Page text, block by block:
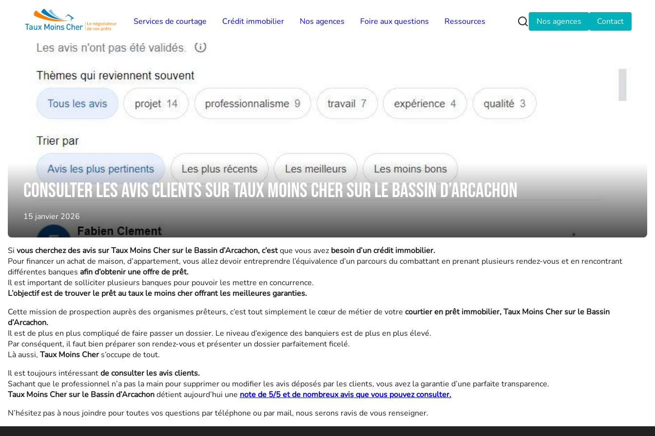
Services de courtage Crédit immobilier Nos agences Foire aux questions Ressources Nos agences Contact
Consulter les avis clients sur Taux Moins Cher sur le Bassin d’Arcachon
15 janvier 2026
Si vous cherchez des avis sur Taux Moins Cher sur le Bassin d’Arcachon, c’estque vous avez besoin d’un crédit immobilier.
Pour financer un achat de maison, d’appartement, vous allez devoir entreprendre l’équivalence d’un parcours du combattant en prenant plusieurs rendez-vous et en rencontrant
différentes banques afin d’obtenir une offre de prêt.
Il est important de solliciter plusieurs banques pour pouvoir les mettre en concurrence.
L’objectif est de trouver le prêt au taux le moins cher offrant les meilleures garanties.
Cette mission de prospection auprès des organismes prêteurs, c’est tout simplement le cœur de métier de votre courtier en prêt immobilier, Taux Moins Cher sur le Bassin
d’Arcachon.
Il est de plus en plus compliqué de faire passer un dossier. Le niveau d’exigence des banquiers est de plus en plus élevé.
Par conséquent, il faut bien préparer son rendez-vous et présenter un dossier parfaitement ficelé.
Là aussi, Taux Moins Chers’occupe de tout.
Il est toujours intéressantde consulter les avis clients.
Sachant que le professionnel n’a pas la main pour supprimer ou modifier les avis déposés par les clients, vous avez la garantie d’une parfaite transparence.
Taux Moins Cher sur le Bassin d’Arcachondétient aujourd’hui une note de 5/5 et de nombreux avis que vous pouvez consulter.
N’hésitez pas à nous joindre pour toutes vos questions par téléphone ou par mail, nous serons ravis de vous renseigner.